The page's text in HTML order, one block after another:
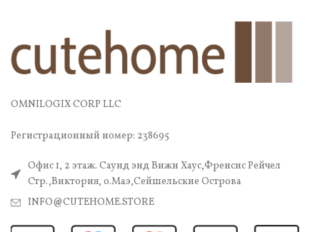
OMNILOGIX CORP LLC
Регистрационный номер: 238695
Офис 1, 2 этаж. Саунд энд Вижн Хаус,Френсис Рейчел
Стр.,Виктория, о.Маэ,Сейшельские Острова
INFO@CUTEHOME.STORE